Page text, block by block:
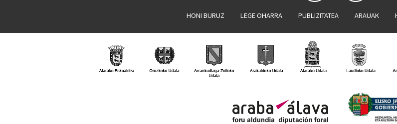
HONI BURUZ LEGE OHARRA PUBLIZITATEA ARAUAK